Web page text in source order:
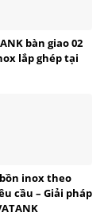
bàn giao 02
lắp ghép tại
inox theo
cầu – Giải pháp